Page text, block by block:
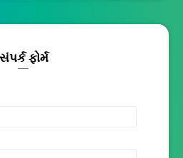
સંપર્ક ફોર્મ